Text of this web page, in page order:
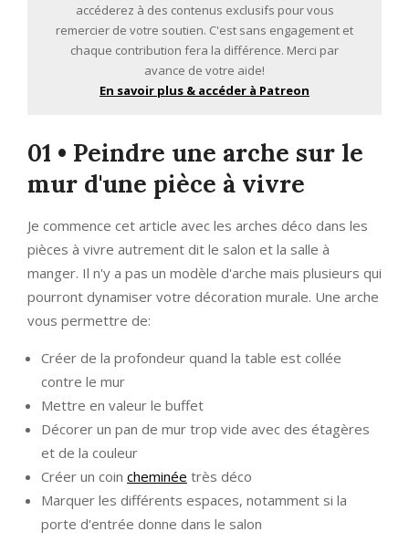
accéderez à des contenus exclusifs pour vous
remercier de votre soutien. C'est sans engagement et
chaque contribution fera la différence. Merci par
avance de votre aide!
En savoir plus & accéder à Patreon
01 • Peindre une arche sur le
mur d'une pièce à vivre
Je commence cet article avec les arches déco dans les
pièces à vivre autrement dit le salon et la salle à
manger. Il n'y a pas un modèle d'arche mais plusieurs qui
pourront dynamiser votre décoration murale. Une arche
vous permettre de:
Créer de la profondeur quand la table est collée
contre le mur
Mettre en valeur le buffet
Décorer un pan de mur trop vide avec des étagères
et de la couleur
Créer un coin cheminée très déco
Marquer les différents espaces, notamment si la
porte d'entrée donne dans le salon